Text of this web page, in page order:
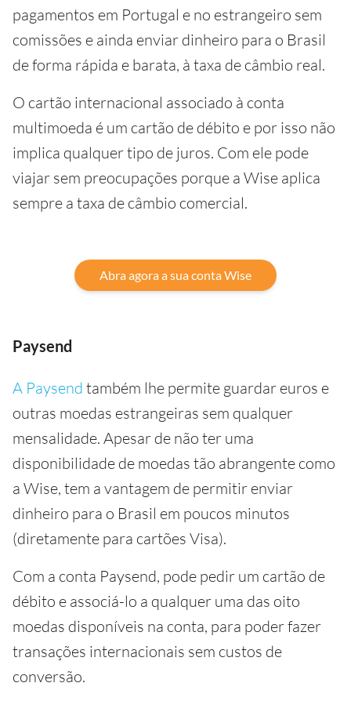
pagamentos em Portugal e no estrangeiro sem
comissões e ainda enviar dinheiro para o Brasil
de forma rápida e barata, à taxa de câmbio real.
O cartão internacional associado à conta
multimoeda é um cartão de débito e por isso não
implica qualquer tipo de juros. Com ele pode
viajar sem preocupações porque a Wise aplica
sempre a taxa de câmbio comercial.
Abra agora a sua conta Wise
Paysend
A Paysend também lhe permite guardar euros e
outras moedas estrangeiras sem qualquer
mensalidade. Apesar de não ter uma
disponibilidade de moedas tão abrangente como
a Wise, tem a vantagem de permitir enviar
dinheiro para o Brasil em poucos minutos
(diretamente para cartões Visa).
Com a conta Paysend, pode pedir um cartão de
débito e associá-lo a qualquer uma das oito
moedas disponíveis na conta, para poder fazer
transações internacionais sem custos de
conversão.